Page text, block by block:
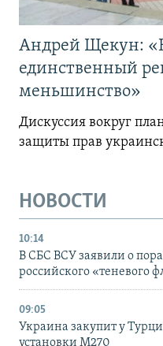
Андрей Щекун:
единственный
меньшинство»
Дискуссия вокруг
защиты прав
НОВОСТИ
10:14
В СБС ВСУ заявили о
российского «теневого
09:05
Украина закупит у
установки M270